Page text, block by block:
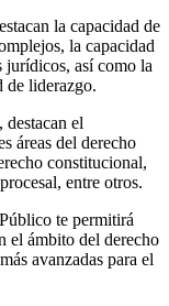
la capacidad de
la capacidad
jurídicos, así como la
de liderazgo.
destacan el
áreas del derecho
constitucional,
entre otros.
te permitirá
el ámbito del derecho
avanzadas para el